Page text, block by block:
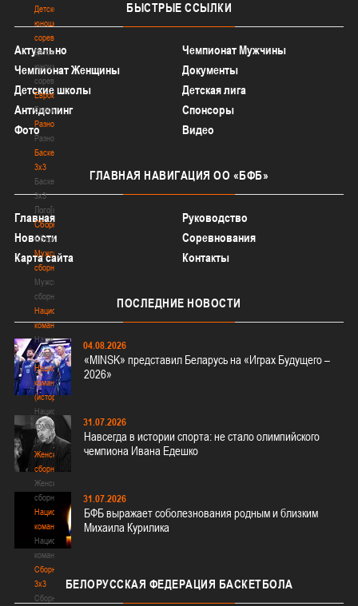
Детско-
юношеские
соревнования
Детско-
юношеские
соревнования
Еврокубки
Еврокубки
Разное
Разное
Баскетбол
3х3
Баскетбол
3х3
Лого[modid=121]
Сборные
Сборные
Мужские
сборные
Мужские
сборные
Национальная
команда
Национальная
команда
Национальная
команда
(история)
Национальная
команда
(история)
Женские
сборные
Женские
сборные
Национальная
команда
Национальная
команда
Сборные
3х3
Сборные
БЫСТРЫЕ ССЫЛКИ
Актуально
Чемпионат Мужчины
Чемпионат Женщины
Документы
Детские школы
Детская лига
Антидопинг
Спонсоры
Фото
Видео
ГЛАВНАЯ НАВИГАЦИЯ ОО «БФБ»
Главная
Руководство
Новости
Соревнования
Карта сайта
Контакты
ПОСЛЕДНИЕ НОВОСТИ
04.08.2026
«MINSK» представил Беларусь на «Играх Будущего –
2026»
31.07.2026
Навсегда в истории спорта: не стало олимпийского
чемпиона Ивана Едешко
31.07.2026
БФБ выражает соболезнования родным и близким
Михаила Курилика
БЕЛОРУССКАЯ ФЕДЕРАЦИЯ БАСКЕТБОЛА